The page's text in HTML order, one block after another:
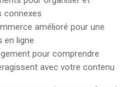
connexes
amélioré pour une
en ligne
pour comprendre
avec votre contenu